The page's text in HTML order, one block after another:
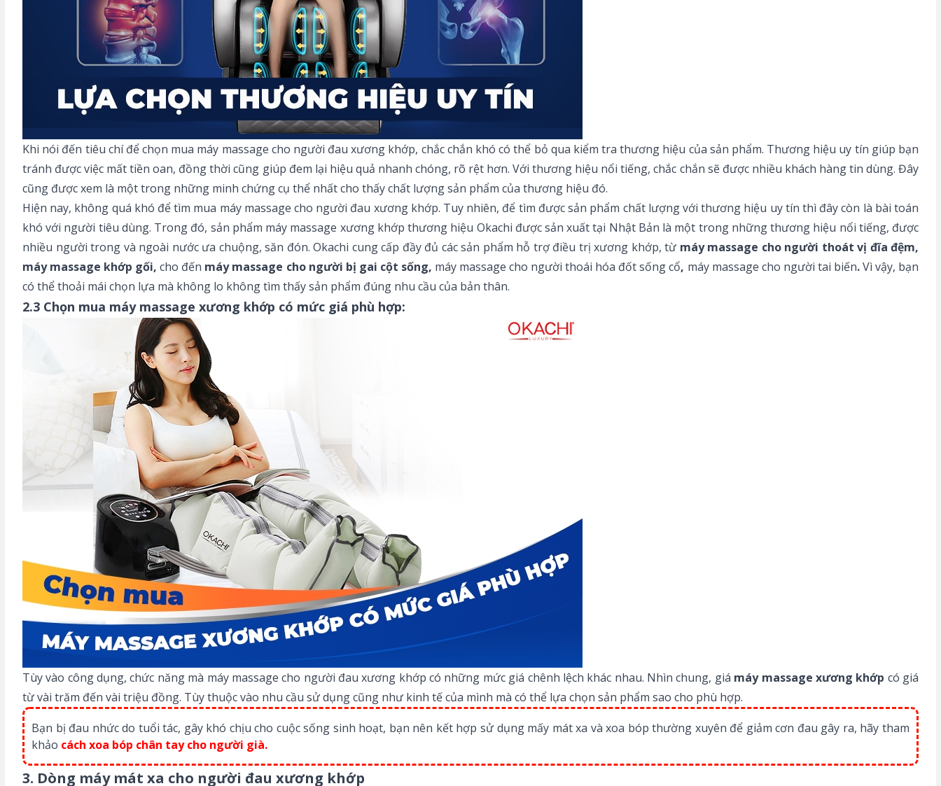
Khi nói đến tiêu chí để chọn mua máy massage cho người đau xương khớp, chắc chắn khó có thể bỏ qua kiểm tra thương hiệu của sản phẩm. Thương hiệu uy tín giúp bạn
tránh được việc mất tiền oan, đồng thời cũng giúp đem lại hiệu quả nhanh chóng, rõ rệt hơn. Với thương hiệu nổi tiếng, chắc chắn sẽ được nhiều khách hàng tin dùng. Đây
cũng được xem là một trong những minh chứng cụ thể nhất cho thấy chất lượng sản phẩm của thương hiệu đó.
Hiện nay, không quá khó để tìm mua máy massage cho người đau xương khớp. Tuy nhiên, để tìm được sản phẩm chất lượng với thương hiệu uy tín thì đây còn là bài toán
khó với người tiêu dùng. Trong đó, sản phẩm máy massage xương khớp thương hiệu Okachi được sản xuất tại Nhật Bản là một trong những thương hiệu nổi tiếng, được
nhiều người trong và ngoài nước ưa chuộng, săn đón. Okachi cung cấp đầy đủ các sản phẩm hỗ trợ điều trị xương khớp, từ máy massage cho người thoát vị đĩa đệm,
máy massage khớp gối,cho đến máy massage cho người bị gai cột sống, máy massage cho người thoái hóa đốt sống cổ, máy massage cho người tai biến.Vì vậy, bạn
có thể thoải mái chọn lựa mà không lo không tìm thấy sản phẩm đúng nhu cầu của bản thân.
2.3 Chọn mua máy massage xương khớp có mức giá phù hợp:
Tùy vào công dụng, chức năng mà máy massage cho người đau xương khớp có những mức giá chênh lệch khác nhau. Nhìn chung, giá máy massage xương khớp có giá
từ vài trăm đến vài triệu đồng. Tùy thuộc vào nhu cầu sử dụng cũng như kinh tế của mình mà có thể lựa chọn sản phẩm sao cho phù hợp.
Bạn bị đau nhức do tuổi tác, gây khó chịu cho cuộc sống sinh hoạt, bạn nên kết hợp sử dụng mấy mát xa và xoa bóp thường xuyên để giảm cơn đau gây ra, hãy tham
khảo cách xoa bóp chân tay cho người già.
3. Dòng máy mát xa cho người đau xương khớp